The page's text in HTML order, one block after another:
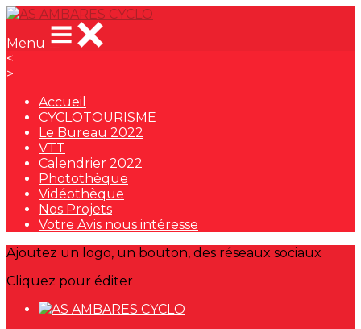
Menu
<
>
Accueil
CYCLOTOURISME
Le Bureau 2022
VTT
Calendrier 2022
Photothèque
Vidéothèque
Nos Projets
Votre Avis nous intéresse
Ajoutez un logo, un bouton, des réseaux sociaux
Cliquez pour éditer